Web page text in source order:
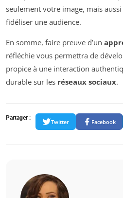
seulement votre image, mais
fidéliser une audience.
En somme, faire preuve d’un
réfléchie vous permettra de
propice à une interaction
durable sur les réseaux sociaux.
Partager :
Twitter Facebook